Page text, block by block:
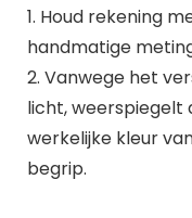
1. Houd rekening
handmatige
2. Vanwege het
licht, weerspiegelt
werkelijke kleur
begrip.